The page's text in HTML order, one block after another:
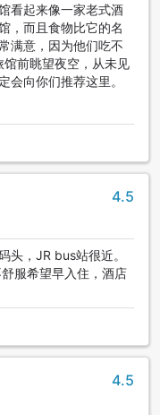
看起来像一家老式酒
，而且食物比它的名
满意，因为他们吃不
前眺望夜空，从未见
会向你们推荐这里。
4.5
头，JR bus站很近。
服希望早入住，酒店
4.5